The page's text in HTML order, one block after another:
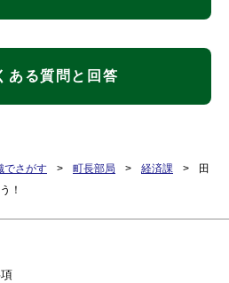
でさがす > 町長部局 > 経済課 >
田
！
ある質問と回答